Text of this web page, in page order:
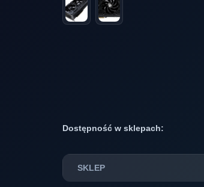
Dostępność w sklepach:
SKLEP